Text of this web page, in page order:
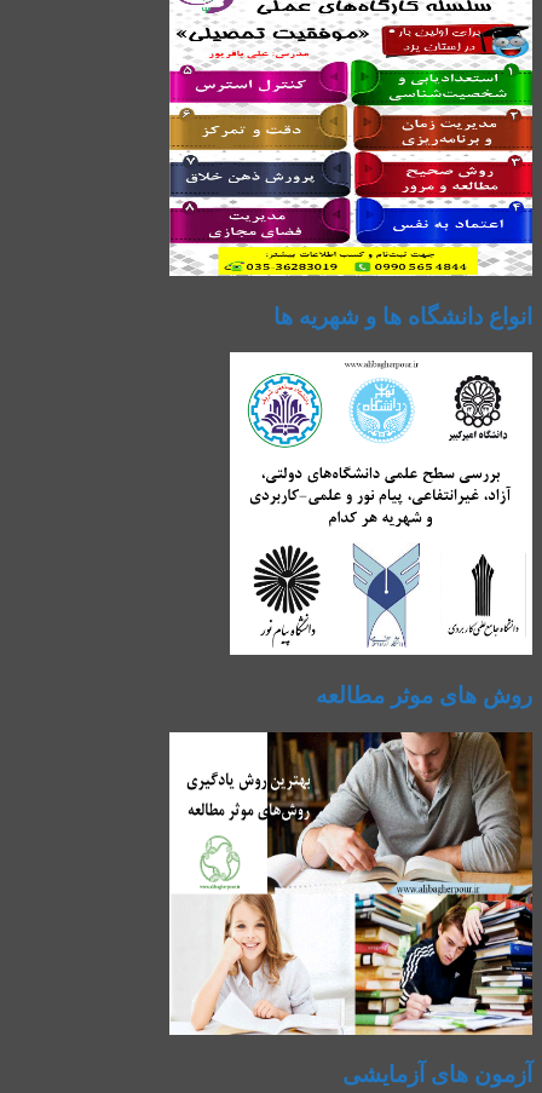
انواع دانشگاه ها و شهریه ها
روش های موثر مطالعه
آزمون های آزمایشی